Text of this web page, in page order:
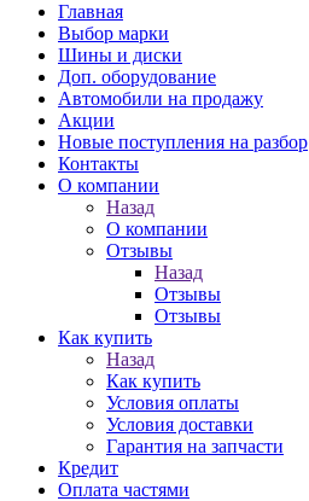
Главная
Выбор марки
Шины и диски
Доп. оборудование
Автомобили на продажу
Акции
Новые поступления на разбор
Контакты
О компании
Назад
О компании
Отзывы
Назад
Отзывы
Отзывы
Как купить
Назад
Как купить
Условия оплаты
Условия доставки
Гарантия на запчасти
Кредит
Оплата частями